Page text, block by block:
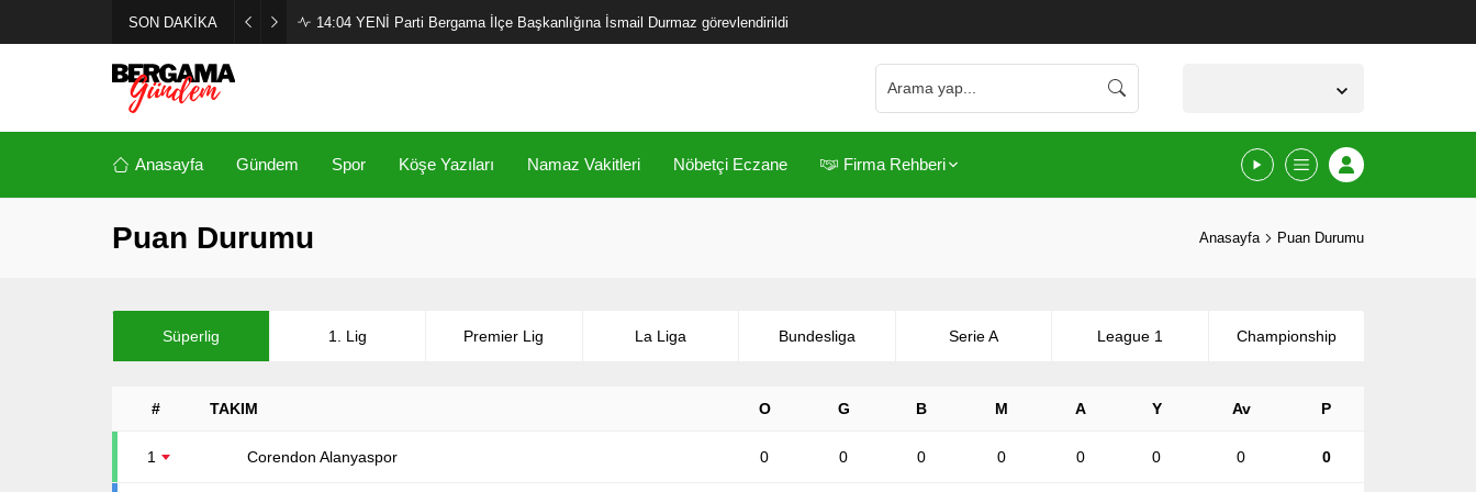
SON DAKİKA 14:04 YENİ Parti Bergama İlçe Başkanlığına İsmail Durmaz görevlendirildi
Anasayfa Gündem Spor Köşe Yazıları Namaz Vakitleri Nöbetçi Eczane Firma Rehberi
Puan Durumu Anasayfa Puan Durumu
Süperlig 1. Lig Premier Lig La Liga Bundesliga Serie A League 1 Championship
# TAKIM O G B M A Y Av P
1 Corendon Alanyaspor 0 0 0 0 0 0 0 0